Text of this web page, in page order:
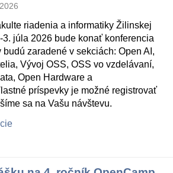
riadenia a informatiky Žilinskej
júla 2026 bude konať konferencia
zaradené v sekciách: Open AI,
Vývoj OSS, OSS vo vzdelávaní,
Open Hardware a
príspevky je možné registrovať
sa na Vašu návštevu.